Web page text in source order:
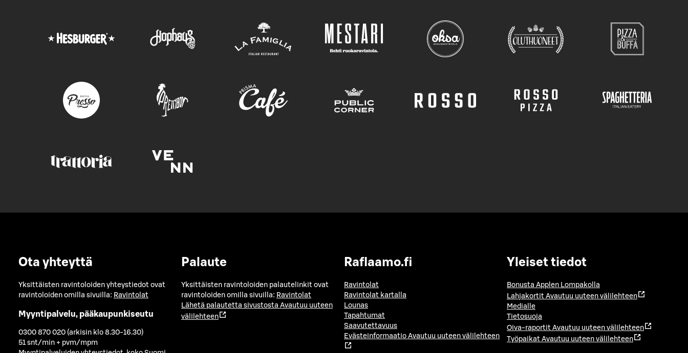
Ota yhteyttä
Yksittäisten ravintoloiden yhteystiedot ovat
ravintoloiden omilla sivuilla: Ravintolat
Myyntipalvelu, pääkaupunkiseutu
0300 870 020 (arkisin klo 8.30-16.30)
51 snt/min + pvm/mpm
Palaute
Yksittäisten ravintoloiden palautelinkit ovat
ravintoloiden omilla sivuilla: Ravintolat
Lähetä palautetta sivustosta Avautuu uuteen
välilehteen
Raflaamo.fi
Ravintolat
Ravintolat kartalla
Lounas
Tapahtumat
Saavutettavuus
Evästeinformaatio Avautuu uuteen välilehteen
Yleiset tiedot
Bonusta Applen Lompakolla
Lahjakortit Avautuu uuteen välilehteen
Medialle
Tietosuoja
Oiva-raportit Avautuu uuteen välilehteen
Työpaikat Avautuu uuteen välilehteen